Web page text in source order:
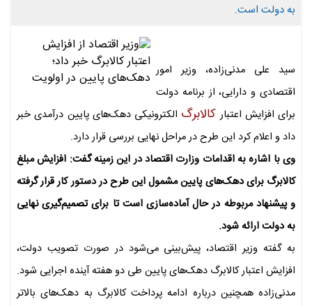
به دولت است.
سید علی مدنی‌زاده، وزیر امور
اقتصادی و دارایی، از برنامه دولت
برای افزایش اعتبار کالابرگ الکترونیکی دهک‌های پایین درآمدی خبر
داد و اعلام کرد این طرح در مراحل نهایی بررسی قرار دارد.
وی با اشاره به اقدامات وزارت اقتصاد در این زمینه گفت: افزایش مبلغ
کالابرگ برای دهک‌های پایین مشمول این طرح در دستور کار قرار گرفته
و پیشنهاد مربوطه در حال آماده‌سازی است تا برای تصمیم‌گیری نهایی
به دولت ارائه شود.
به گفته وزیر اقتصاد، پیش‌بینی می‌شود در صورت تصویب دولت،
افزایش اعتبار کالابرگ دهک‌های پایین طی دو هفته آینده اجرایی شود.
مدنی‌زاده همچنین درباره ادامه پرداخت کالابرگ به دهک‌های بالاتر